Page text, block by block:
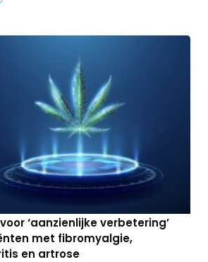
‘aanzienlijke verbetering’
met fibromyalgie,
en artrose